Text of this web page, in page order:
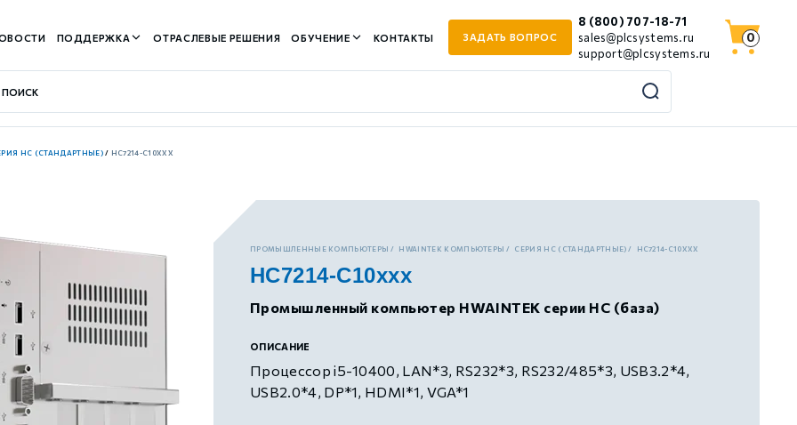
ПОДДЕРЖКА ОТРАСЛЕВЫЕ РЕШЕНИЯ ОБУЧЕНИЕ КОНТАКТЫ ЗАДАТЬ ВОПРОС
8 (800) 707-18-71
sales@plcsystems.ru
support@plcsystems.ru
0
HC (СТАНДАРТНЫЕ) / HC7214-C10XXX
ПРОМЫШЛЕННЫЕ КОМПЬЮТЕРЫ HWAINTEK КОМПЬЮТЕРЫ СЕРИЯ HC (СТАНДАРТНЫЕ) HC7214-C10XXX
HC7214-C10xxx
Промышленный компьютер HWAINTEK серии HC (база)
ОПИСАНИЕ
Процессор i5-10400, LAN*3, RS232*3, RS232/485*3, USB3.2*4,
USB2.0*4, DP*1, HDMI*1, VGA*1
контуром)